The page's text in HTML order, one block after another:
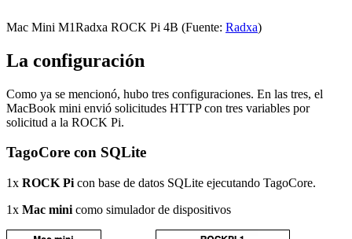
Mac Mini M1Radxa ROCK Pi 4B (Fuente: Radxa)
La configuración
Como ya se mencionó, hubo tres configuraciones. En las tres, el
MacBook mini envió solicitudes HTTP con tres variables por
solicitud a la ROCK Pi.
TagoCore con SQLite
1x ROCK Pi con base de datos SQLite ejecutando TagoCore.
1x Mac mini como simulador de dispositivos